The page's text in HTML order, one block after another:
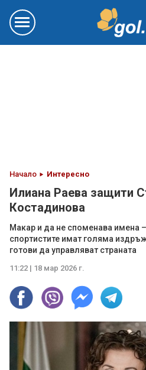
Начало Интересно
Илиана Раева защити
Костадинова
Макар и да не споменава имена
спортистите имат голяма
готови да управляват страната
11:22 | 18 мар 2026 г.